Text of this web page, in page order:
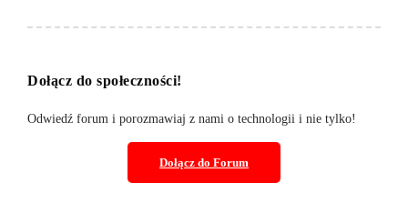
Dołącz do społeczności!
Odwiedź forum i porozmawiaj z nami o technologii i nie tylko!
Dołącz do Forum